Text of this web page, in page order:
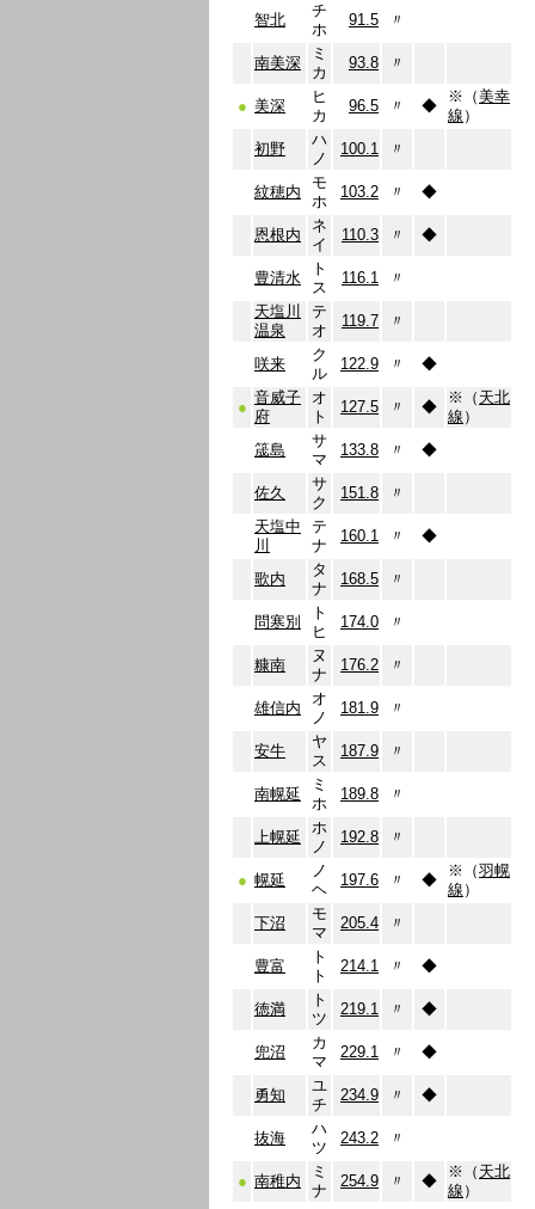
智北
チ
ホ
91.5 〃
南美深
ミ
カ
93.8 〃
● 美深
ヒ
カ
96.5 〃 ◆
※（美幸
線 ）
初野
ハ
ノ
100.1 〃
紋穂内
モ
ホ
103.2 〃 ◆
恩根内
ネ
イ
110.3 〃 ◆
豊清水
ト
ス
116.1
〃
天塩川
温泉
テ
オ
119.7 〃
咲来
ク
ル
122.9 〃 ◆
●
音威子
府
オ
ト
127.5 〃 ◆
※（ 天北
線 ）
筬島
サ
マ
133.8 〃 ◆
佐久
サ
ク
151.8
〃
天塩中
川
テ
ナ
160.1 〃 ◆
歌内
タ
ナ
168.5 〃
問寒別
ト
ヒ
174.0 〃
糠南
ヌ
ナ
176.2 〃
雄信内
オ
ノ
181.9 〃
安牛
ヤ
ス
187.9 〃
南幌延
ミ
ホ
189.8 〃
上幌延
ホ
ノ
192.8 〃
● 幌延
ノ
ヘ
197.6 〃 ◆
※（羽幌
線 ）
下沼
モ
マ
205.4 〃
豊富
ト
ト
214.1 〃 ◆
徳満
ト
ツ
219.1 〃 ◆
兜沼
カ
マ
229.1 〃 ◆
勇知
ユ
チ
234.9 〃 ◆
抜海
ハ
ツ
243.2 〃
● 南稚内
ミ
ナ
254.9 〃 ◆
※（ 天北
線 ）